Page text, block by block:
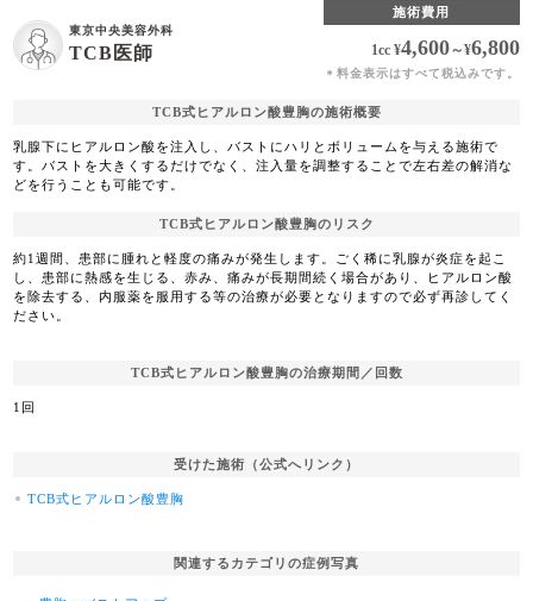
東京中央美容外科
TCB医師
施術費用
1cc ¥4,600～¥6,800
＊ 料金表示はすべて税込みです。
TCB式ヒアルロン酸豊胸の施術概要
乳腺下にヒアルロン酸を注入し、バストにハリとボリュームを与える施術で
す。バストを大きくするだけでなく、注入量を調整することで左右差の解消な
どを行うことも可能です。
TCB式ヒアルロン酸豊胸のリスク
約1週間、患部に腫れと軽度の痛みが発生します。ごく稀に乳腺が炎症を起こ
し、患部に熱感を生じる、赤み、痛みが長期間続く場合があり、ヒアルロン酸
を除去する、内服薬を服用する等の治療が必要となりますので必ず再診してく
ださい。
TCB式ヒアルロン酸豊胸の治療期間／回数
1回
受けた施術（公式へリンク）
TCB式ヒアルロン酸豊胸
関連するカテゴリの症例写真